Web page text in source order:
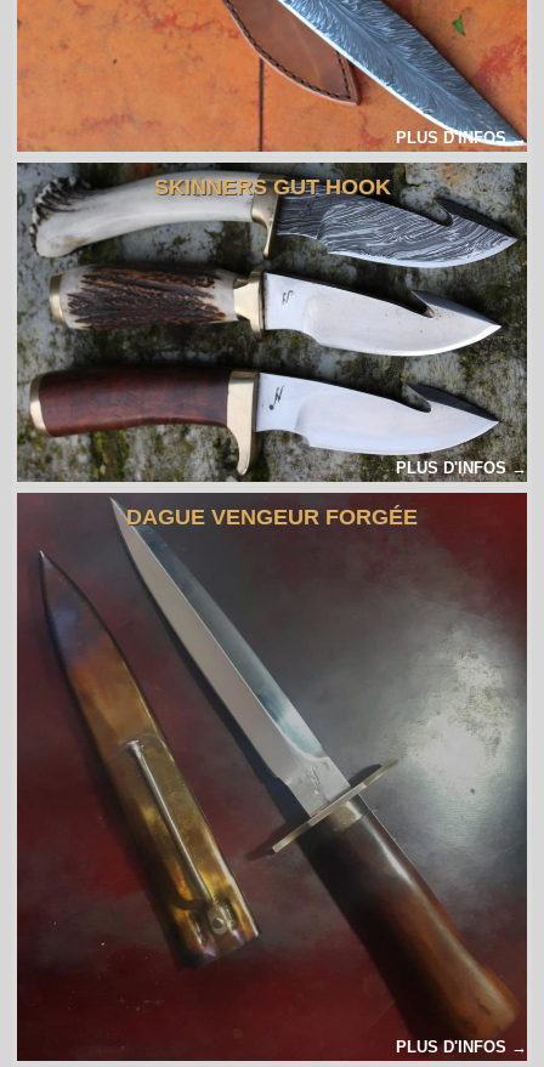
PLUS D'INFOS →
SKINNERS GUT HOOK
PLUS D'INFOS →
DAGUE VENGEUR FORGÉE
PLUS D'INFOS →